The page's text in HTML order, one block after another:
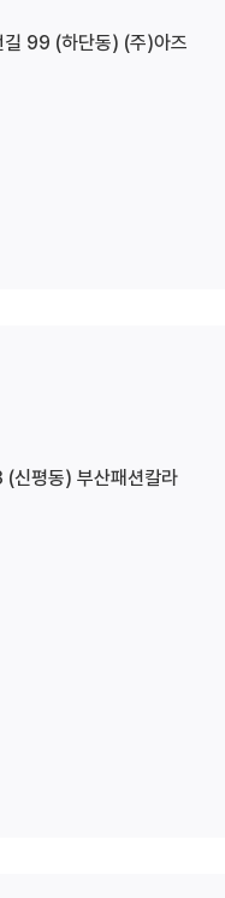
99 (하단동) (주)아즈
평동) 부산패션칼라